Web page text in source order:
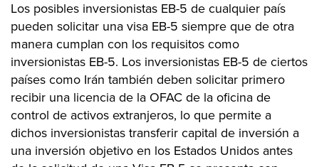
Los posibles inversionistas EB-5 de cualquier país
pueden solicitar una visa EB-5 siempre que de otra
manera cumplan con los requisitos como
inversionistas EB-5. Los inversionistas EB-5 de ciertos
países como Irán también deben solicitar primero
recibir una licencia de la OFAC de la oficina de
control de activos extranjeros, lo que permite a
dichos inversionistas transferir capital de inversión a
una inversión objetivo en los Estados Unidos antes